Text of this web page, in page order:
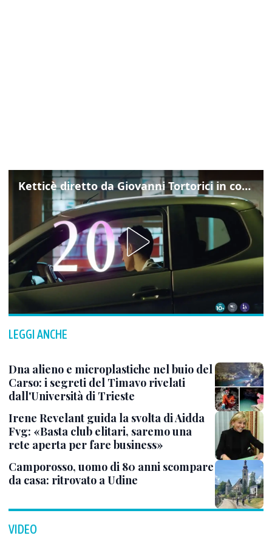
Ketticè diretto da Giovanni Tortorici in concorso al Locarno Film Festival
LEGGI ANCHE
Dna alieno e microplastiche nel buio del
Carso: i segreti del Timavo rivelati
dall'Università di Trieste
Irene Revelant guida la svolta di Aidda
Fvg: «Basta club elitari, saremo una
rete aperta per fare business»
Camporosso, uomo di 80 anni scompare
da casa: ritrovato a Udine
VIDEO